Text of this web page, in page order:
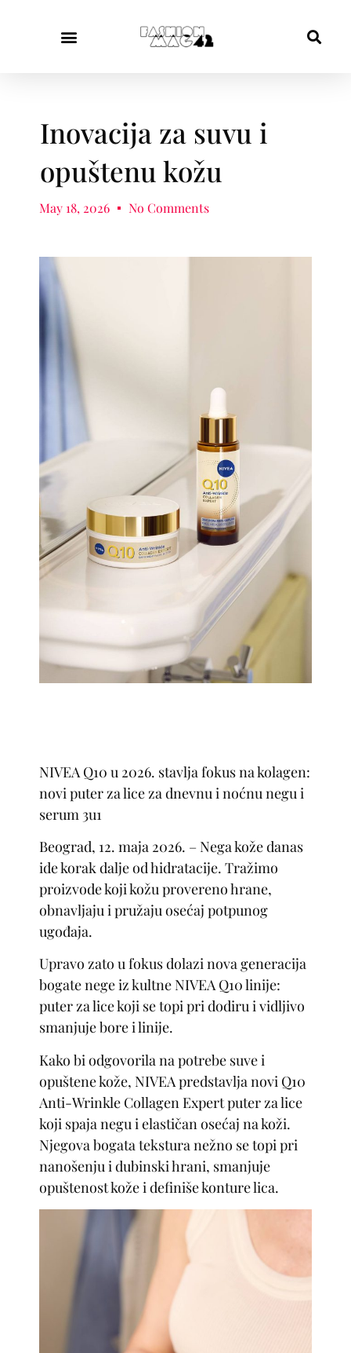
Inovacija za suvu i
opuštenu kožu
May 18, 2026 No Comments
NIVEA Q10 u 2026. stavlja fokus na kolagen:
novi puter za lice za dnevnu i noćnu negu i
serum 3u1
Beograd, 12. maja 2026. – Nega kože danas
ide korak dalje od hidratacije. Tražimo
proizvode koji kožu provereno hrane,
obnavljaju i pružaju osećaj potpunog
ugođaja.
Upravo zato u fokus dolazi nova generacija
bogate nege iz kultne NIVEA Q10 linije:
puter za lice koji se topi pri dodiru i vidljivo
smanjuje bore i linije.
Kako bi odgovorila na potrebe suve i
opuštene kože, NIVEA predstavlja novi Q10
Anti-Wrinkle Collagen Expert puter za lice
koji spaja negu i elastičan osećaj na koži.
Njegova bogata tekstura nežno se topi pri
nanošenju i dubinski hrani, smanjuje
opuštenost kože i definiše konture lica.